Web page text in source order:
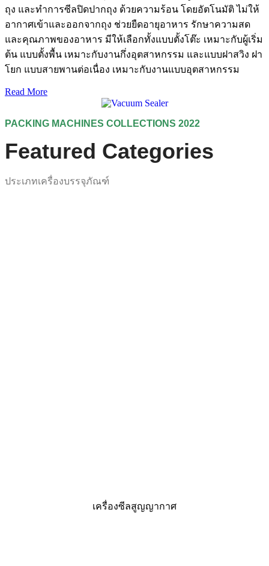
ถุง และทำการซีลปิดปากถุง ด้วยความร้อน โดยอัตโนมัติ ไม่ให้
อากาศเข้าและออกจากถุง ช่วยยืดอายุอาหาร รักษาความสด
และคุณภาพของอาหาร มีให้เลือกทั้งแบบตั้งโต๊ะ เหมาะกับผู้เริ่ม
ต้น แบบตั้งพื้น เหมาะกับงานกึ่งอุตสาหกรรม และแบบฝาสวิง ฝา
โยก แบบสายพานต่อเนื่อง เหมาะกับงานแบบอุตสาหกรรม
Read More
PACKING MACHINES COLLECTIONS 2022
Featured Categories
ประเภทเครื่องบรรจุภัณฑ์
เครื่องซีลสูญญากาศ